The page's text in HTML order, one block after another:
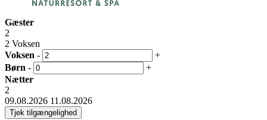
Gæster
2
2 Voksen
Voksen -
+
Børn -
+
Nætter
2
09.08.2026 11.08.2026